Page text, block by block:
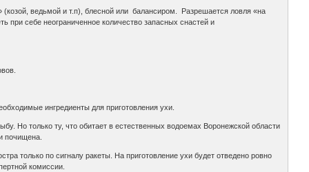
ведьмой и т.п), блесной или балансиром. Разрешается ловля «на
себе неограниченное количество запасных снастей и
ингредиенты для приготовления ухи.
Но только ту, что обитает в естественных водоемах Воронежской области
почищена.
только по сигналу ракеты. На приготовление ухи будет отведено ровно
комиссии.